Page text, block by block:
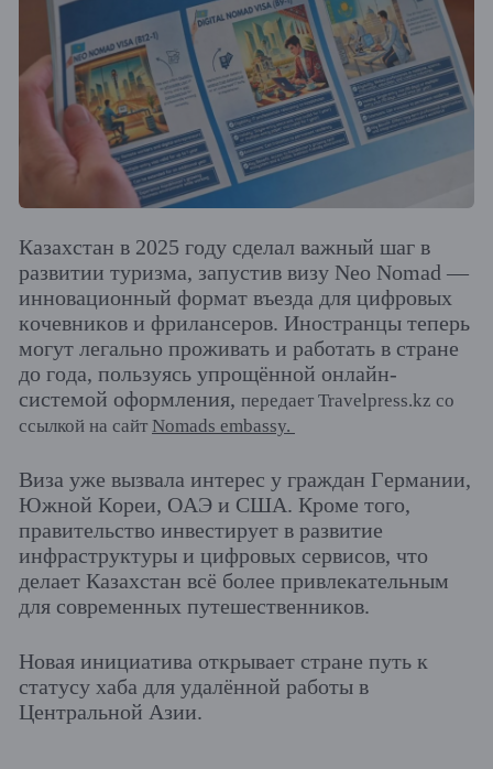
Казахстан в 2025 году сделал важный шаг в
развитии туризма, запустив визу Neo Nomad —
инновационный формат въезда для цифровых
кочевников и фрилансеров. Иностранцы теперь
могут легально проживать и работать в стране
до года, пользуясь упрощённой онлайн-
системой оформления, передает Travelpress.kz со
ссылкой на сайт Nomads embassy.
Виза уже вызвала интерес у граждан Германии,
Южной Кореи, ОАЭ и США. Кроме того,
правительство инвестирует в развитие
инфраструктуры и цифровых сервисов, что
делает Казахстан всё более привлекательным
для современных путешественников.
Новая инициатива открывает стране путь к
статусу хаба для удалённой работы в
Центральной Азии.